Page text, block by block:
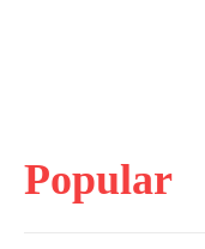
Popular